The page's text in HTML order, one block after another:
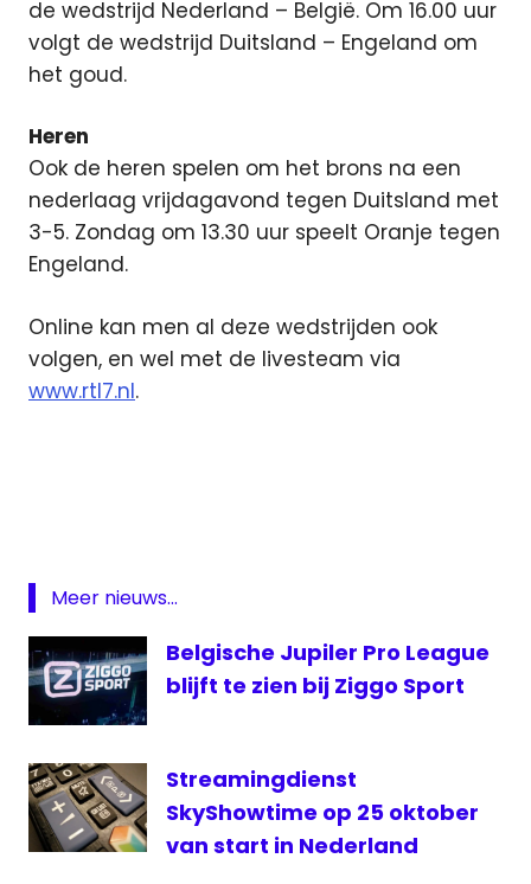
de wedstrijd Nederland – België. Om 16.00 uur
volgt de wedstrijd Duitsland – Engeland om
het goud.
Heren
Ook de heren spelen om het brons na een
nederlaag vrijdagavond tegen Duitsland met
3-5. Zondag om 13.30 uur speelt Oranje tegen
Engeland.
Online kan men al deze wedstrijden ook
volgen, en wel met de livesteam via
www.rtl7.nl.
live
internet
live
Nederland
RTL7
live
Meer nieuws...
Belgische Jupiler Pro League
blijft te zien bij Ziggo Sport
Streamingdienst
SkyShowtime op 25 oktober
van start in Nederland